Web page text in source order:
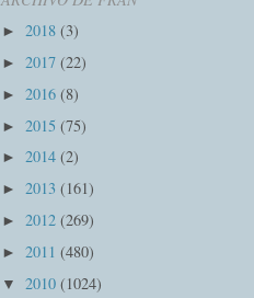
► 2018 (3)
► 2017 (22)
► 2016 (8)
► 2015 (75)
► 2014 (2)
► 2013 (161)
► 2012 (269)
► 2011 (480)
▼ 2010 (1024)